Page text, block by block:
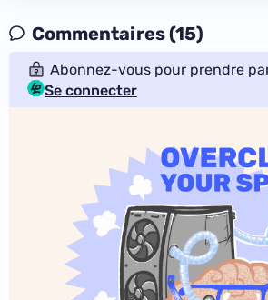
Commentaires (15)
Abonnez-vous pour prendre
Se connecter